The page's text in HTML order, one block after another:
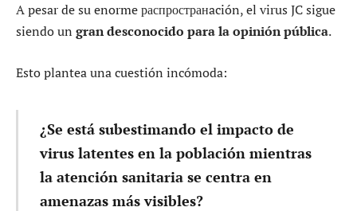
A pesar de su enorme распространación, el virus JC sigue
siendo un gran desconocido para la opinión pública.
Esto plantea una cuestión incómoda:
¿Se está subestimando el impacto de
virus latentes en la población mientras
la atención sanitaria se centra en
amenazas más visibles?